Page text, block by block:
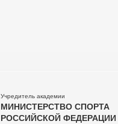
Учредитель академии
МИНИСТЕРСТВО СПОРТА
РОССИЙСКОЙ ФЕДЕРАЦИИ